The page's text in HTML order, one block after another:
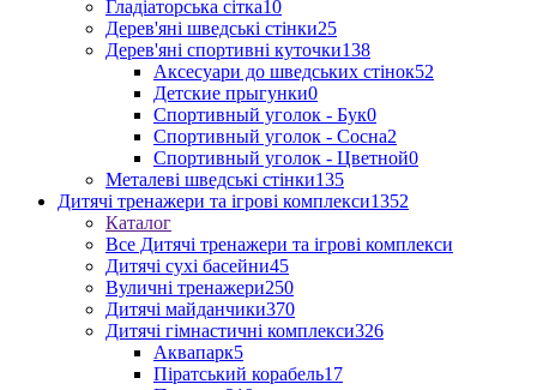
Гладіаторська сітка10
Дерев'яні шведські стінки25
Дерев'яні спортивні куточки138
Аксесуари до шведських стінок52
Детские прыгунки0
Спортивный уголок - Бук0
Спортивный уголок - Сосна2
Спортивный уголок - Цветной0
Металеві шведські стінки135
Дитячі тренажери та ігрові комплекси1352
Каталог
Все Дитячі тренажери та ігрові комплекси
Дитячі сухі басейни45
Вуличні тренажери250
Дитячі майданчики370
Дитячі гімнастичні комплекси326
Аквапарк5
Піратський корабель17